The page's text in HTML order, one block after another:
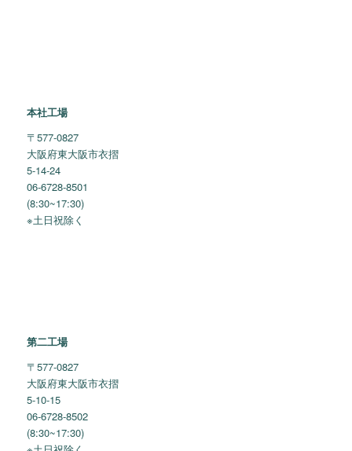
本社工場
〒577-0827
大阪府東大阪市衣摺
5-14-24
06-6728-8501
(8:30~17:30)
※土日祝除く
第二工場
〒577-0827
大阪府東大阪市衣摺
5-10-15
06-6728-8502
(8:30~17:30)